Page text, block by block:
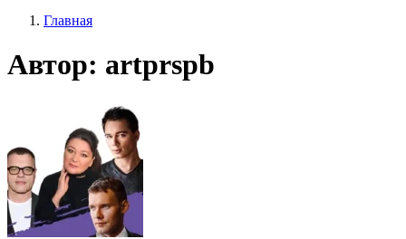
Главная
Автор: artprspb